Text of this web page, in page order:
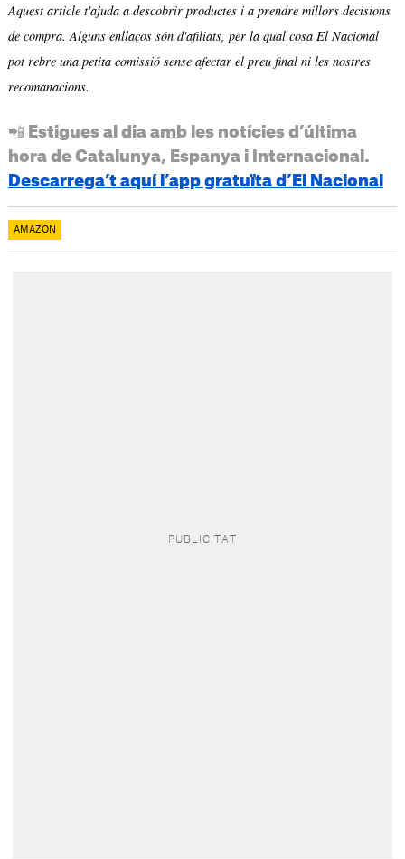
Aquest article t'ajuda a descobrir productes i a prendre millors decisions
de compra. Alguns enllaços són d'afiliats, per la qual cosa El Nacional
pot rebre una petita comissió sense afectar el preu final ni les nostres
recomanacions.
📲 Estigues al dia amb les notícies d’última
hora de Catalunya, Espanya i Internacional.
Descarrega’t aquí l’app gratuïta d’El Nacional
AMAZON